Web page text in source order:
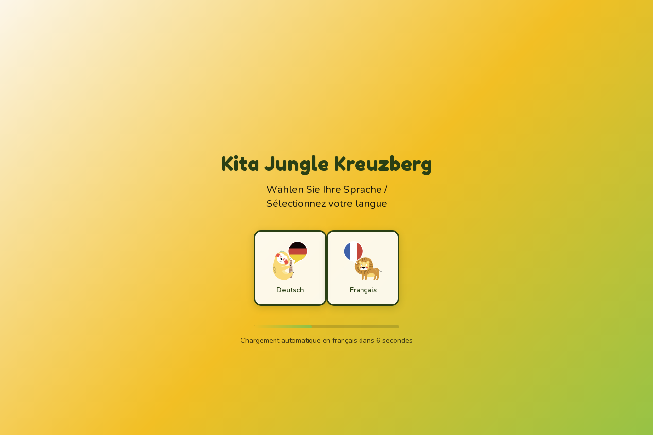
Kita Jungle Kreuzberg
Wählen Sie Ihre Sprache /
Sélectionnez votre langue
Deutsch Français
Chargement automatique en français dans 6 secondes